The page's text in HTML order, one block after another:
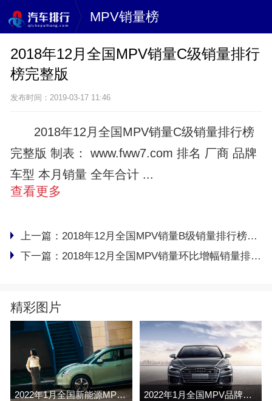
MPV销量榜
2018年12月全国MPV销量C级销量排行
榜完整版
发布时间：2019-03-17 11:46
2018年12月全国MPV销量C级销量排行榜
完整版 制表： www.fww7.com 排名 厂商 品牌
车型 本月销量 全年合计 ...
查看更多
上一篇： 2018年12月全国MPV销量B级销量排行榜完整版
下一篇： 2018年12月全国MPV销量环比增幅销量排行榜完整版
精彩图片
2022年1月全国新能源MPV销量排行榜完整版 2022年1月全国MPV品牌销量排行榜完整版